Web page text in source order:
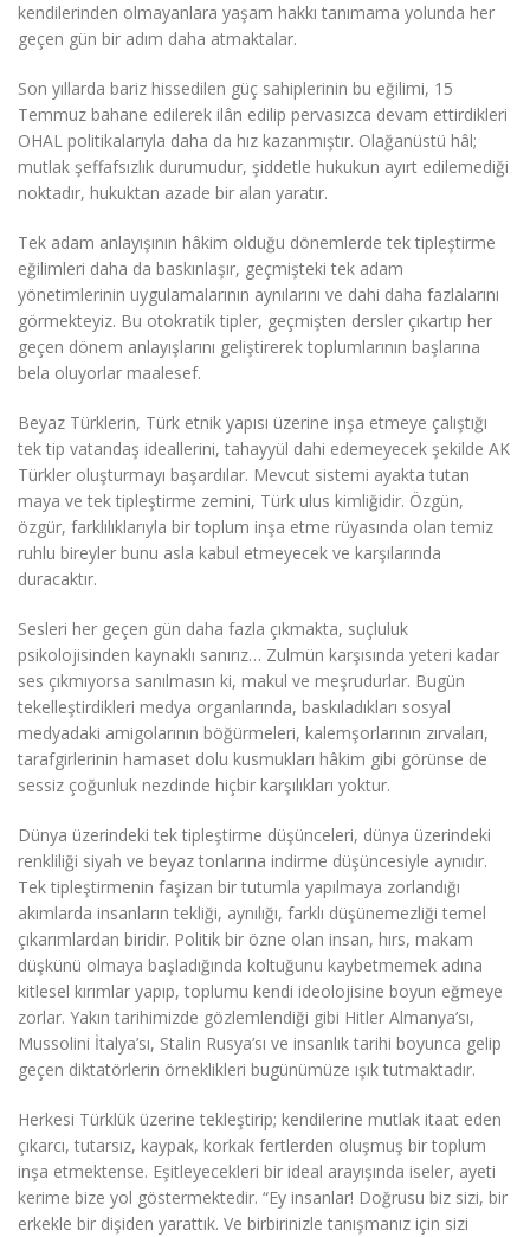
kendilerinden olmayanlara yaşam hakkı tanımama yolunda her
geçen gün bir adım daha atmaktalar.
Son yıllarda bariz hissedilen güç sahiplerinin bu eğilimi, 15
Temmuz bahane edilerek ilân edilip pervasızca devam ettirdikleri
OHAL politikalarıyla daha da hız kazanmıştır. Olağanüstü hâl;
mutlak şeffafsızlık durumudur, şiddetle hukukun ayırt edilemediği
noktadır, hukuktan azade bir alan yaratır.
Tek adam anlayışının hâkim olduğu dönemlerde tek tipleştirme
eğilimleri daha da baskınlaşır, geçmişteki tek adam
yönetimlerinin uygulamalarının aynılarını ve dahi daha fazlalarını
görmekteyiz. Bu otokratik tipler, geçmişten dersler çıkartıp her
geçen dönem anlayışlarını geliştirerek toplumlarının başlarına
bela oluyorlar maalesef.
Beyaz Türklerin, Türk etnik yapısı üzerine inşa etmeye çalıştığı
tek tip vatandaş ideallerini, tahayyül dahi edemeyecek şekilde AK
Türkler oluşturmayı başardılar. Mevcut sistemi ayakta tutan
maya ve tek tipleştirme zemini, Türk ulus kimliğidir. Özgün,
özgür, farklılıklarıyla bir toplum inşa etme rüyasında olan temiz
ruhlu bireyler bunu asla kabul etmeyecek ve karşılarında
duracaktır.
Sesleri her geçen gün daha fazla çıkmakta, suçluluk
psikolojisinden kaynaklı sanırız… Zulmün karşısında yeteri kadar
ses çıkmıyorsa sanılmasın ki, makul ve meşrudurlar. Bugün
tekelleştirdikleri medya organlarında, baskıladıkları sosyal
medyadaki amigolarının böğürmeleri, kalemşorlarının zırvaları,
tarafgirlerinin hamaset dolu kusmukları hâkim gibi görünse de
sessiz çoğunluk nezdinde hiçbir karşılıkları yoktur.
Dünya üzerindeki tek tipleştirme düşünceleri, dünya üzerindeki
renkliliği siyah ve beyaz tonlarına indirme düşüncesiyle aynıdır.
Tek tipleştirmenin faşizan bir tutumla yapılmaya zorlandığı
akımlarda insanların tekliği, aynılığı, farklı düşünemezliği temel
çıkarımlardan biridir. Politik bir özne olan insan, hırs, makam
düşkünü olmaya başladığında koltuğunu kaybetmemek adına
kitlesel kırımlar yapıp, toplumu kendi ideolojisine boyun eğmeye
zorlar. Yakın tarihimizde gözlemlendiği gibi Hitler Almanya’sı,
Mussolini İtalya’sı, Stalin Rusya’sı ve insanlık tarihi boyunca gelip
geçen diktatörlerin örneklikleri bugünümüze ışık tutmaktadır.
Herkesi Türklük üzerine tekleştirip; kendilerine mutlak itaat eden
çıkarcı, tutarsız, kaypak, korkak fertlerden oluşmuş bir toplum
inşa etmektense. Eşitleyecekleri bir ideal arayışında iseler, ayeti
kerime bize yol göstermektedir. “Ey insanlar! Doğrusu biz sizi, bir
erkekle bir dişiden yarattık. Ve birbirinizle tanışmanız için sizi